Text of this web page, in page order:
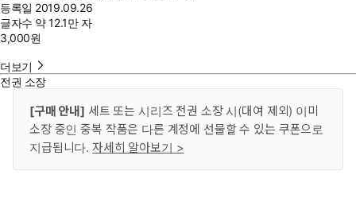
등록일 2019.09.26
글자수 약 12.1만 자
3,000원
더보기
전권 소장
[구매 안내] 세트 또는 시리즈 전권 소장 시(대여 제외) 이미
소장 중인 중복 작품은 다른 계정에 선물할 수 있는 쿠폰으로
지급됩니다. 자세히 알아보기 >